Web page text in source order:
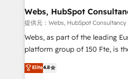
and build using HubSpot 🔌
with other systems 🎓 Training
HubSpot pros 📊 Lead
HubSpot Why us? - SIX HubSpot Accreditations -
CRM, Solutions Architecture, Onboarding , Data
Webs, HubSpot
提供元：Webs, HubSpot Consultancy
Webs, as part of the leading
platform group of 150 Fte, is the trusted Elite
HubSpot CRM Partner offering
maximizing EBITDA and
Elite4.8